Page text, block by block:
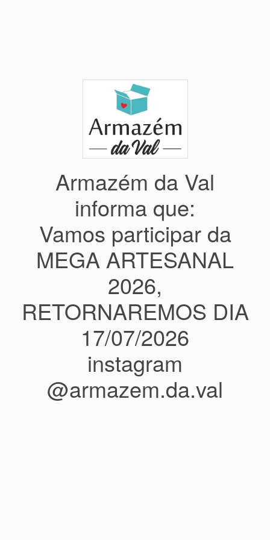
Armazém da Val
informa que:
Vamos participar da
MEGA ARTESANAL
2026,
RETORNAREMOS DIA
17/07/2026
instagram
@armazem.da.val